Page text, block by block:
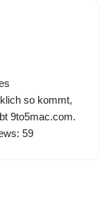
so kommt,
9to5mac.com.
59